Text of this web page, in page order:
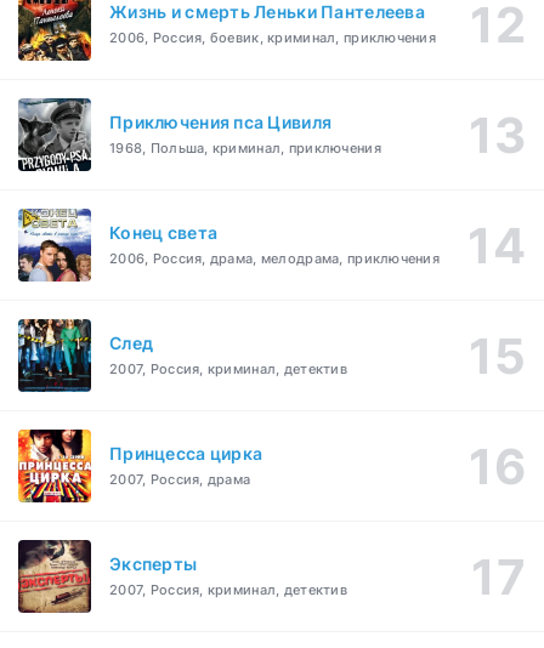
Жизнь и смерть Леньки Пантелеева
2006, Россия, боевик, криминал, приключения
Приключения пса Цивиля
1968, Польша, криминал, приключения
Конец света
2006, Россия, драма, мелодрама, приключения
След
2007, Россия, криминал, детектив
Принцесса цирка
2007, Россия, драма
Эксперты
2007, Россия, криминал, детектив